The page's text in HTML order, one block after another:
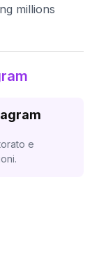
millions
e